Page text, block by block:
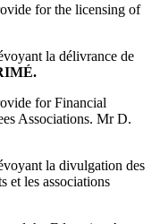
for the licensing of
la délivrance de
for Financial
Associations. Mr D.
la divulgation des
et les associations